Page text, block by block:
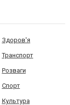
Здоров'я
Транспорт
Розваги
Спорт
Культура